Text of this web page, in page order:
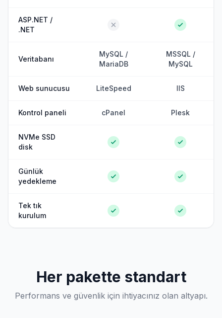
ASP.NET /
.NET
Veritabanı
MySQL /
MariaDB
MSSQL /
MySQL
Web sunucusu LiteSpeed IIS
Kontrol paneli cPanel Plesk
NVMe SSD
disk
Günlük
yedekleme
Tek tık
kurulum
Her pakette standart
Performans ve güvenlik için ihtiyacınız olan altyapı.